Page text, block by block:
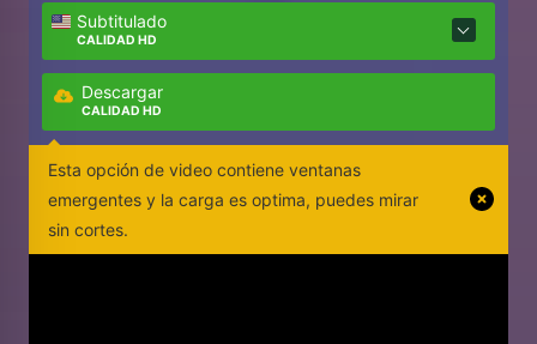
Subtitulado
CALIDAD HD
Descargar
CALIDAD HD
Esta opción de video contiene ventanas
emergentes y la carga es optima, puedes mirar
sin cortes.